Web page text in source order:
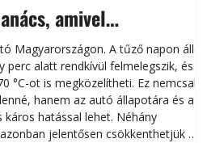
amivel
a nyári károktól
Magyarországon. A tűző napon álló
perc alatt rendkívül felmelegszik, és
°C-ot is megközelítheti. Ez nemcsak
hanem az autó állapotára és a
hatással lehet. Néhány
jelentősen csökkenthetjük a